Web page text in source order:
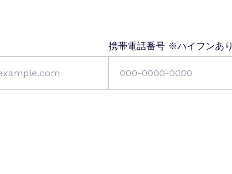
携帯電話番号 ※ハイフンあり